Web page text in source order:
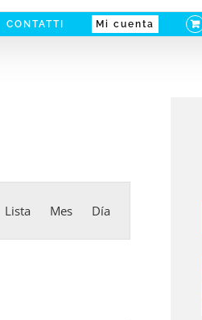
CONTATTI Mi cuenta
Lista Mes Día